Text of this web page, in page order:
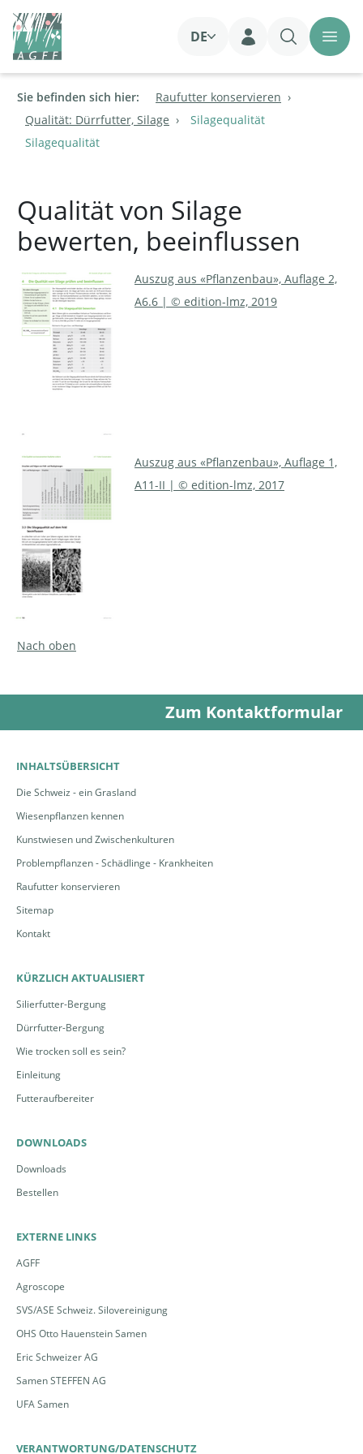
DE
Login
Sie befinden sich hier:
Raufutter konservieren
Qualität: Dürrfutter, Silage
Silagequalität
Silagequalität
Qualität von Silage
bewerten, beeinflussen
Auszug aus «Pflanzenbau», Auflage 2,
A6.6 | © edition-lmz, 2019
Auszug aus «Pflanzenbau», Auflage 1,
A11-II | © edition-lmz, 2017
Nach oben
Zum Kontaktformular
INHALTSÜBERSICHT
Die Schweiz - ein Grasland
Wiesenpflanzen kennen
Kunstwiesen und Zwischenkulturen
Problempflanzen - Schädlinge - Krankheiten
Raufutter konservieren
Sitemap
Kontakt
KÜRZLICH AKTUALISIERT
Silierfutter-Bergung
Dürrfutter-Bergung
Wie trocken soll es sein?
Einleitung
Futteraufbereiter
DOWNLOADS
Downloads
Bestellen
EXTERNE LINKS
AGFF
Agroscope
SVS/ASE Schweiz. Silovereinigung
OHS Otto Hauenstein Samen
Eric Schweizer AG
Samen STEFFEN AG
UFA Samen
VERANTWORTUNG/DATENSCHUTZ